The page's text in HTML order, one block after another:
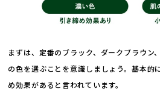
まずは、定番のブラック、ダークブラウン
の色を選ぶことを意識しましょう。基本的
め効果があると言われています。